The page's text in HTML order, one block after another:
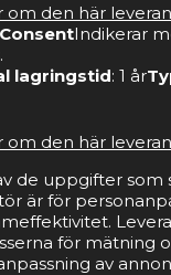
om den här
Indikerar
lagringstid: 1 år
om den här
de uppgifter som
är för
för mätning
av